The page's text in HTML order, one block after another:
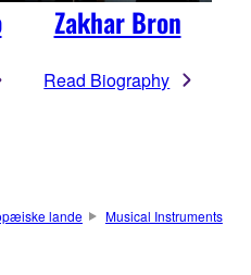
Zakhar Bron
Read Biography
lande
Musical Instruments